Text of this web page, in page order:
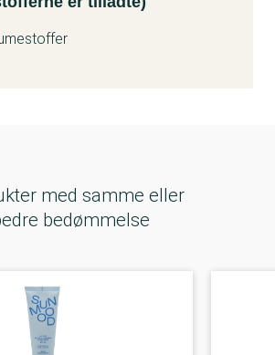
med samme eller
bedømmelse